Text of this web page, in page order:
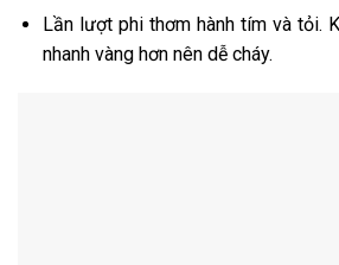
Lần lượt phi thơm hành tím và tỏi.
nhanh vàng hơn nên dễ cháy.